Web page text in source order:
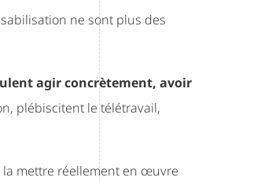
ne sont plus des
agir concrètement, avoir
plébiscitent le télétravail,
la mettre réellement en œuvre